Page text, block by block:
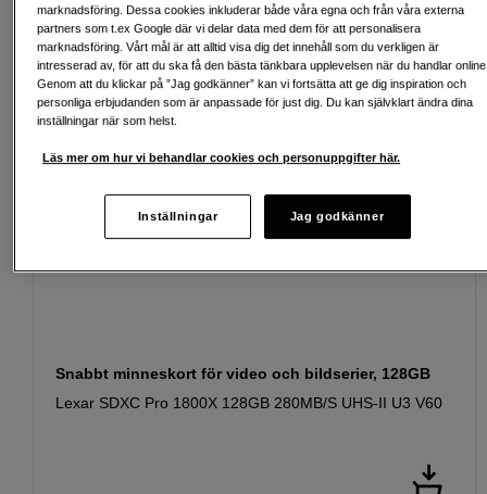
Snabbt minneskort för video och bildserier, 128GB
Lexar SDXC Pro 1800X 128GB 280MB/S UHS-II U3 V60
marknadsföring. Dessa cookies inkluderar både våra egna och från våra externa
partners som t.ex Google där vi delar data med dem för att personalisera
marknadsföring. Vårt mål är att alltid visa dig det innehåll som du verkligen är
intresserad av, för att du ska få den bästa tänkbara upplevelsen när du handlar
Genom att du klickar på ”Jag godkänner” kan vi fortsätta att ge dig inspiration och
personliga erbjudanden som är anpassade för just dig. Du kan självklart ändra dina
inställningar när som helst.
Läs mer om hur vi behandlar cookies och personuppgifter här.
Inställningar Jag godkänner